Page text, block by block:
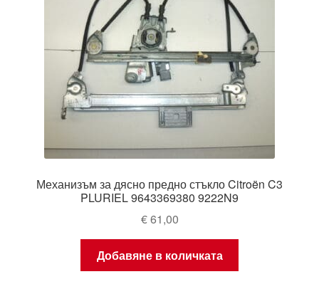
Механизъм за дясно предно стъкло Citroën C3
PLURIEL 9643369380 9222N9
€61,00
Добавяне в количката